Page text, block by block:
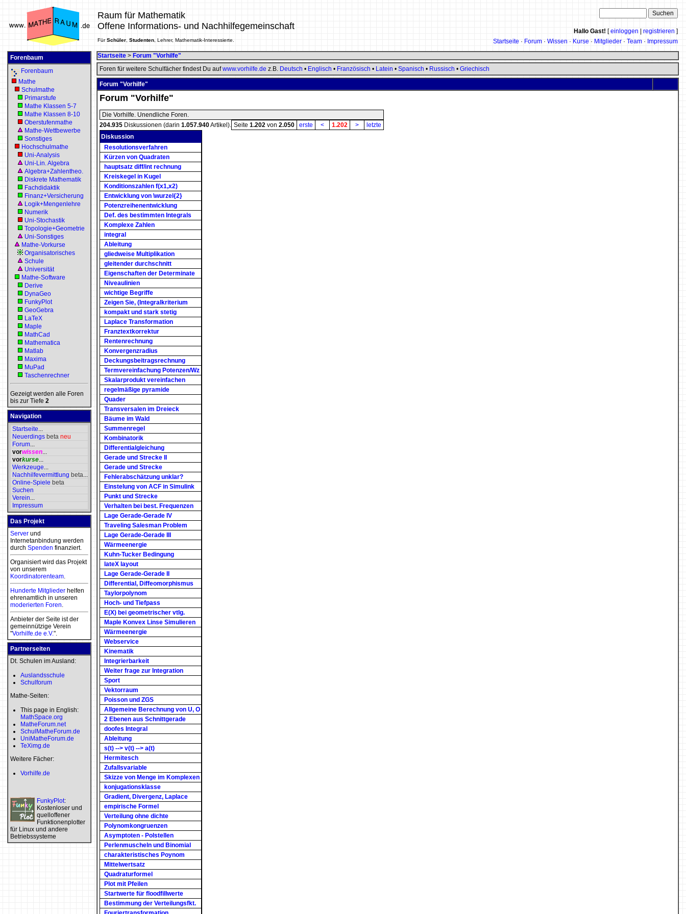
Raum für Mathematik
Offene Informations- und Nachhilfegemeinschaft
FürSchüler Studenten , Lehrer, Mathematik-Interessierte.
Hallo Gast! [einloggen registrieren ]
Startseite · Forum · Wissen · Kurse · Mitglieder · Team · Impressum
Forenbaum
Forenbaum
Mathe
Schulmathe
Primarstufe
Mathe Klassen 5-7
Mathe Klassen 8-10
Oberstufenmathe
Mathe-Wettbewerbe
Sonstiges
Hochschulmathe
Uni-Analysis
Uni-Lin. Algebra
Algebra+Zahlentheo.
Diskrete Mathematik
Fachdidaktik
Finanz+Versicherung
Logik+Mengenlehre
Numerik
Uni-Stochastik
Topologie+Geometrie
Uni-Sonstiges
Mathe-Vorkurse
Organisatorisches
Schule
Universität
Mathe-Software
Derive
DynaGeo
FunkyPlot
GeoGebra
LaTeX
Maple
MathCad
Mathematica
Matlab
Maxima
MuPad
Taschenrechner
Gezeigt werden alle Foren
bis zur Tiefe 2
Navigation
Startseite...
Neuerdings beta neu
Forum...
vorwissen...
vorkurse...
Werkzeuge...
Nachhilfevermittlung beta...
Online-Spiele beta
Suchen
Verein...
Impressum
Das Projekt
Server und
Internetanbindung werden
durch Spenden finanziert.
Organisiert wird das Projekt
von unserem
Koordinatorenteam.
Hunderte Mitglieder helfen
ehrenamtlich in unseren
moderierten Foren.
Anbieter der Seite ist der
gemeinnützige Verein
"Vorhilfe.de e.V.".
Partnerseiten
Dt. Schulen im Ausland:
Auslandsschule
Schulforum
Mathe-Seiten:
This page in English:
MathSpace.org
MatheForum.net
SchulMatheForum.de
UniMatheForum.de
TeXimg.de
Weitere Fächer:
Vorhilfe.de
FunkyPlot:
Kostenloser und
quelloffener
Funktionenplotter
für Linux und andere
Betriebssysteme
Startseite > Forum "Vorhilfe"
Foren für weitere Schulfächer findest Du aufwww.vorhilfe.de z.B. Deutsch • Englisch • Französisch • Latein • Spanisch • Russisch • Griechisch
Forum "Vorhilfe"
Forum "Vorhilfe"
Die Vorhilfe. Unendliche Foren.
204.935 Diskussionen (darin 1.057.940Artikel). Seite 1.202 von 2.050 erste < 1.202 >
letzte
Diskussion
Resolutionsverfahren
Kürzen von Quadraten
hauptsatz diff/int rechnung
Kreiskegel in Kugel
Konditionszahlen f(x1,x2)
Entwicklung von \wurzel{2}
Potenzreihenentwicklung
Def. des bestimmten Integrals
Komplexe Zahlen
integral
Ableitung
gliedweise Multiplikation
gleitender durchschnitt
Eigenschaften der Determinate
Niveaulinien
wichtige Begriffe
Zeigen Sie, (Integralkriterium
kompakt und stark stetig
Laplace Transformation
Franztextkorrektur
Rentenrechnung
Konvergenzradius
Deckungsbeitragsrechnung
Termvereinfachung Potenzen/Wz
Skalarprodukt vereinfachen
regelmäßige pyramide
Quader
Transversalen im Dreieck
Bäume im Wald
Summenregel
Kombinatorik
Differentialgleichung
Gerade und Strecke II
Gerade und Strecke
Fehlerabschätzung unklar?
Einstelung von ACF in Simulink
Punkt und Strecke
Verhalten bei best. Frequenzen
Lage Gerade-Gerade IV
Traveling Salesman Problem
Lage Gerade-Gerade III
Wärmeenergie
Kuhn-Tucker Bedingung
lateX layout
Lage Gerade-Gerade II
Differential, Diffeomorphismus
Taylorpolynom
Hoch- und Tiefpass
E(X) bei geometrischer vtlg.
Maple Konvex Linse Simulieren
Wärmeenergie
Webservice
Kinematik
Integrierbarkeit
Weiter frage zur Integration
Sport
Vektorraum
Poisson und ZGS
Allgemeine Berechnung von U, O
2 Ebenen aus Schnittgerade
doofes Integral
Ableitung
s(t) --> v(t) --> a(t)
Hermitesch
Zufallsvariable
Skizze von Menge im Komplexen
konjugationsklasse
Gradient, Divergenz, Laplace
empirische Formel
Verteilung ohne dichte
Polynomkongruenzen
Asymptoten - Polstellen
Perlenmuscheln und Binomial
charakteristisches Poynom
Mittelwertsatz
Quadraturformel
Plot mit Pfeilen
Startwerte für floodfillwerte
Bestimmung der Verteilungsfkt.